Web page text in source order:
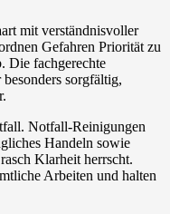
mit verständnisvoller
Gefahren Priorität zu
Die fachgerechte
sorgfältig,
Notfall-Reinigungen
Handeln sowie
Klarheit herrscht.
Arbeiten und halten